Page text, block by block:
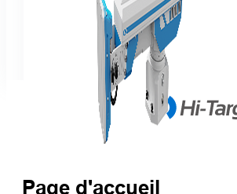
Page d'accueil